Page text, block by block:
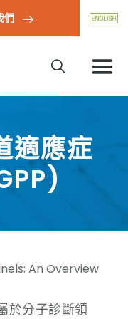
們
適應症
於分子診斷領